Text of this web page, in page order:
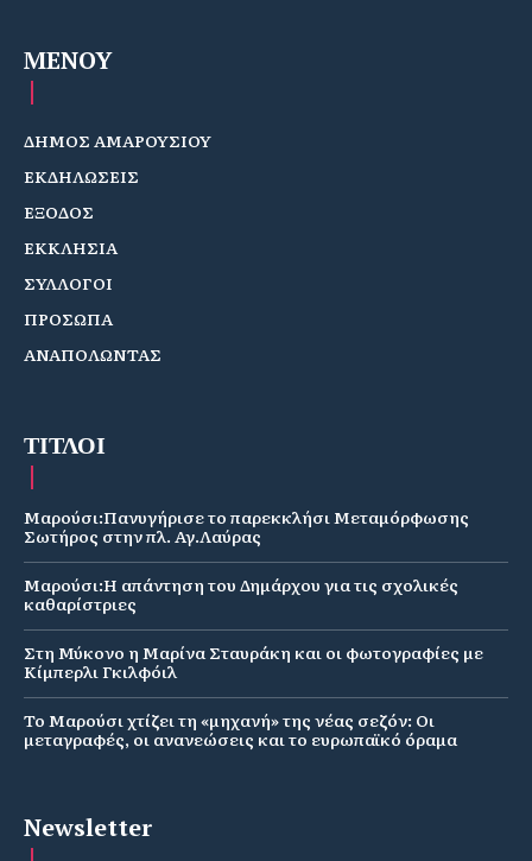
MENOY
ΔΗΜΟΣ ΑΜΑΡΟΥΣΙΟΥ
ΕΚΔΗΛΩΣΕΙΣ
ΕΞΟΔΟΣ
ΕΚΚΛΗΣΙΑ
ΣΥΛΛΟΓΟΙ
ΠΡΟΣΩΠΑ
ΑΝΑΠΟΛΩΝΤΑΣ
ΤΙΤΛΟΙ
Μαρούσι:Πανυγήρισε το παρεκκλήσι Μεταμόρφωσης
Σωτήρος στην πλ. Αγ.Λαύρας
Μαρούσι:Η απάντηση του Δημάρχου για τις σχολικές
καθαρίστριες
Στη Μύκονο η Μαρίνα Σταυράκη και οι φωτογραφίες με
Κίμπερλι Γκιλφόιλ
Το Μαρούσι χτίζει τη «μηχανή» της νέας σεζόν: Οι
μεταγραφές, οι ανανεώσεις και το ευρωπαϊκό όραμα
Newsletter